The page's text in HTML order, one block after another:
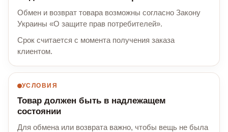
Обмен и возврат товара возможны согласно Закону
Украины «О защите прав потребителей».
Срок считается с момента получения заказа
клиентом.
УСЛОВИЯ
Товар должен быть в надлежащем
состоянии
Для обмена или возврата важно, чтобы вещь не была